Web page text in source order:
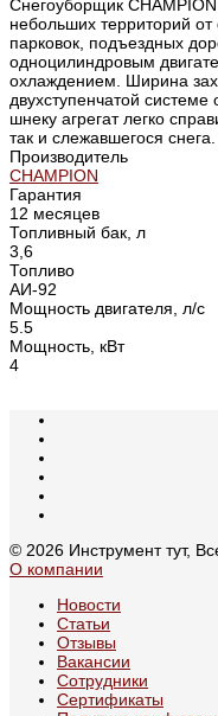
Снегоуборщик
небольших территорий от
парковок, подъездных
одноцилиндровым
охлаждением. Ширина
двухступенчатой
шнеку агрегат легко
так и слежавшегося
Производитель
CHAMPION
Гарантия
12 месяцев
Топливный бак, л
3,6
Топливо
АИ-92
Мощность двигателя, л/с
5.5
Мощность, кВт
4
© 2026 Инструмент тут,
О компании
Новости
Статьи
Отзывы
Вакансии
Сотрудники
Сертификаты